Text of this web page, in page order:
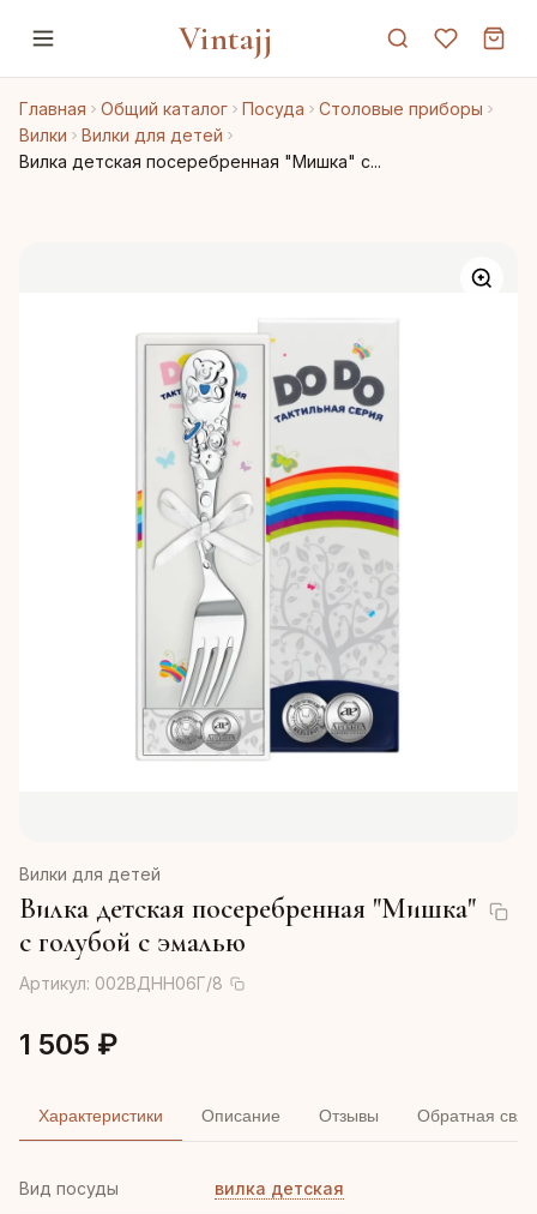
Vintajj
Главная Общий каталог Посуда
Столовые приборы
Вилки
Вилки для детей
Вилка детская посеребренная "Мишка" с...
Вилки для детей
Вилка детская посеребренная "Мишка"
с голубой с эмалью
Артикул: 002ВДНН06Г/8
1 505 ₽
Характеристики Описание Отзывы Обратная
Вид посуды вилка детская